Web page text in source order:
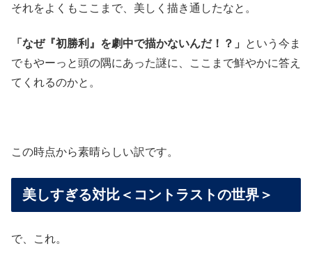
それをよくもここまで、美しく描き通したなと。
「なぜ『初勝利』を劇中で描かないんだ！？」
という今ま
でもやーっと頭の隅にあった謎に、ここまで鮮やかに答え
てくれるのかと。
この時点から素晴らしい訳です。
美しすぎる対比＜コントラストの世界＞
で、これ。